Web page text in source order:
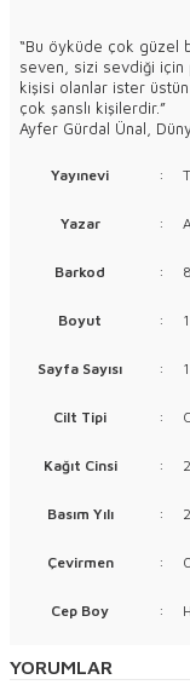
“Bu öyküde çok güzel
seven, sizi sevdiği
kişisi olanlar ister
çok şanslı kişilerdir.”
Ayfer Gürdal Ünal,
Yayınevi :
Yazar :
Barkod :
Boyut :
Sayfa Sayısı :
Cilt Tipi :
Kağıt Cinsi :
Basım Yılı :
Çevirmen :
Cep Boy :
YORUMLAR